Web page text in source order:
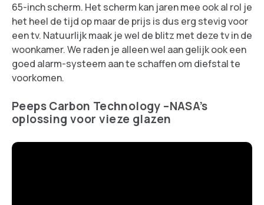
65-inch scherm. Het scherm kan jaren mee ook al rol je
het heel de tijd op maar de prijs is dus erg stevig voor
een tv. Natuurlijk maak je wel de blitz met deze tv in de
woonkamer. We raden je alleen wel aan gelijk ook een
goed alarm-systeem aan te schaffen om diefstal te
voorkomen.
Peeps Carbon Technology –NASA’s
oplossing voor vieze glazen